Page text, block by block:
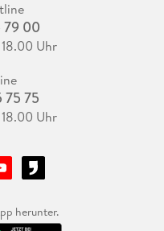
00
Uhr
75
Uhr
herunter.